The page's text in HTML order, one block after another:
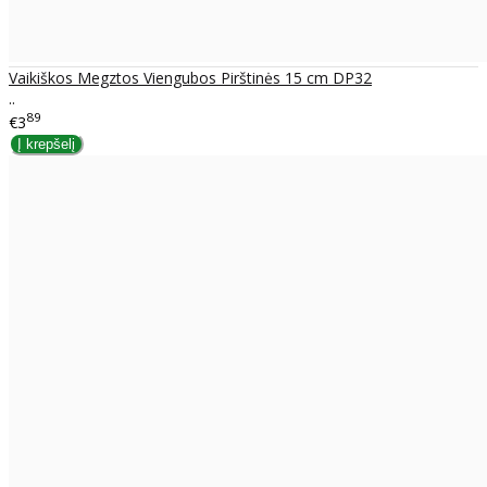
Vaikiškos Megztos Viengubos Pirštinės 15 cm DP32
..
€389